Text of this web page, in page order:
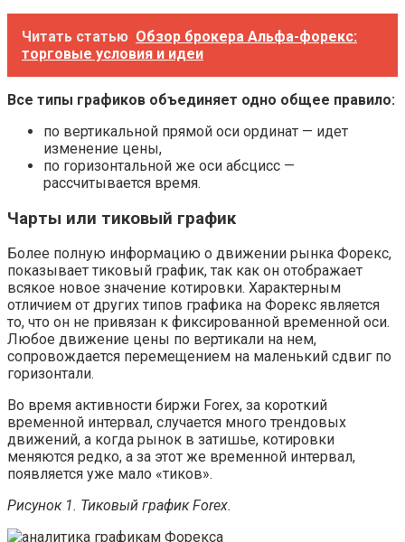
Читать статью Обзор брокера Альфа-форекс:
торговые условия и идеи
Все типы графиков объединяет одно общее правило:
по вертикальной прямой оси ординат — идет
изменение цены,
по горизонтальной же оси абсцисс —
рассчитывается время.
Чарты или тиковый график
Более полную информацию о движении рынка Форекс,
показывает тиковый график, так как он отображает
всякое новое значение котировки. Характерным
отличием от других типов графика на Форекс является
то, что он не привязан к фиксированной временной оси.
Любое движение цены по вертикали на нем,
сопровождается перемещением на маленький сдвиг по
горизонтали.
Во время активности биржи Forex, за короткий
временной интервал, случается много трендовых
движений, а когда рынок в затишье, котировки
меняются редко, а за этот же временной интервал,
появляется уже мало «тиков».
Рисунок 1. Тиковый график Forex.